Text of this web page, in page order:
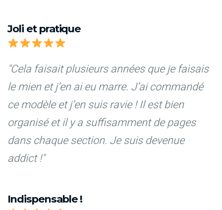
Joli et pratique
"Cela faisait plusieurs années que je faisais
le mien et j’en ai eu marre. J’ai commandé
ce modèle et j’en suis ravie ! Il est bien
organisé et il y a suffisamment de pages
dans chaque section. Je suis devenue
addict !"
Indispensable !